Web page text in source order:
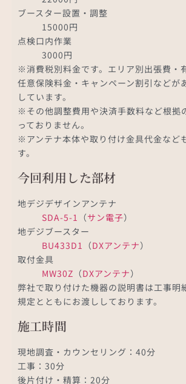
ブースター設置・調整
15000円
点検口内作業
3000円
※消費税別料金です。エリア別出張費・
任意保険料金・キャンペーン割引などが
しています。
※その他調整費用や決済手数料など根拠
っておりません。
※アンテナ本体や取り付け金具代金など
す。
今回利用した部材
地デジデザインアンテナ
SDA-5-1 （サン電子）
地デジブースター
BU433D1 （DXアンテナ）
取付金具
MW30Z （DXアンテナ）
弊社で取り付けた機器の説明書は工事明
規定とともにお渡ししております。
施工時間
現地調査・カウンセリング：40分
工事：30分
後片付け・精算：20分